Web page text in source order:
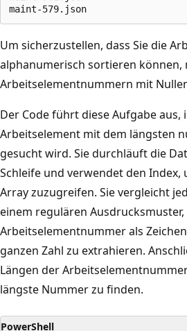
Um sicherzustellen, dass Sie die
alphanumerisch sortieren können,
Arbeitselementnummern mit
Der Code führt diese Aufgabe aus,
Arbeitselement mit dem längsten
gesucht wird. Sie durchläuft die
Schleife und verwendet den Index,
Array zuzugreifen. Sie vergleicht
einem regulären
Arbeitselementnummer als
ganzen Zahl zu extrahieren.
Längen der
längste Nummer zu finden.
PowerShell